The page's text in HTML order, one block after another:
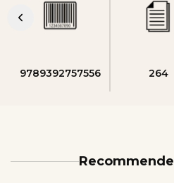
9789392757556 264